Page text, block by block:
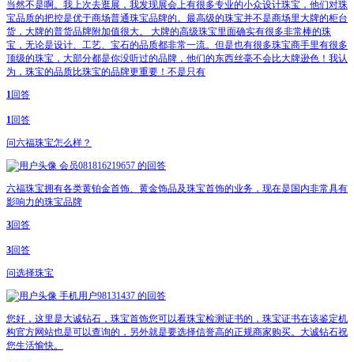
当然不是啊。我上次去逛展，我发现展会上有很多专业的小众设计珠宝，他们对珠
宝品质的把控是优于商场普通珠宝品牌的。最高级的珠宝并不是商场里大牌的柜台
货，大牌的普货品牌附加值很大。 大牌的高级珠宝里面确实有很多非常棒的珠
宝，无论是设计、工艺、宝石的品质都非常一流。但是也有很多珠宝商手里有很多
顶级的珠宝，大部分都是你没听过的品牌，他们的东西丝毫不会比大牌逊色！我认
为，珠宝的品质比珠宝的品牌更重要！不是只有
1回答
1回答
问六福珠宝怎么样？
会员081816219657 的回答
六福珠宝拥有各类黄铂金首饰、黄金饰品及珠宝首饰的业务，现在是国内非常具有
影响力的珠宝品牌
3回答
3回答
问选择珠宝
手机用户98131437 的回答
您好，这里是大诚钻石，珠宝首饰您可以看珠宝检测证书的，珠宝证书在该鉴定机
构官方网站也是可以查询的，另外就是要选择信誉高的正规商家购买。大诚钻石祝
您生活愉快。